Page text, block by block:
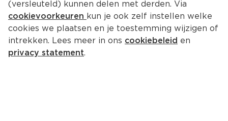
(versleuteld) kunnen delen met derden. Via
cookievoorkeuren kun je ook zelf instellen welke
cookies we plaatsen en je toestemming wijzigen of
intrekken. Lees meer in ons cookiebeleid en
privacy statement.